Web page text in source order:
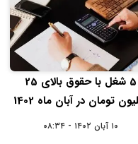
5 شغل با حقوق بالای 25
تومان در آبان ماه 1402
۱۰ آبان ۱۴۰۲ - ۰۸:۳۴